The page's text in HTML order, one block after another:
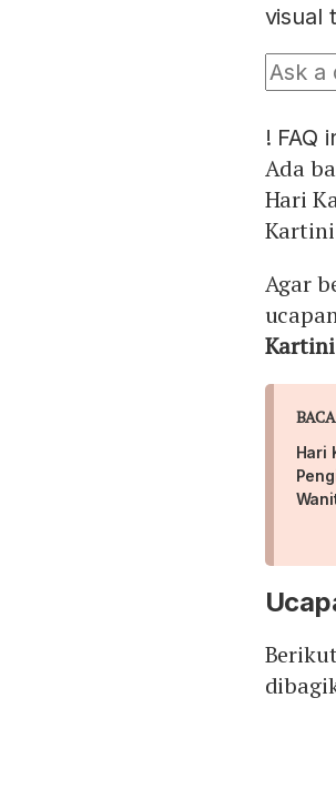
visual
! FAQ
Ada
Hari
Kartini
Agar
Kartini
Hari